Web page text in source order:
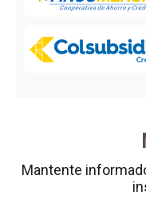
Mantente